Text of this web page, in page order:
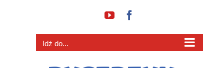
YouTube
Idź do...